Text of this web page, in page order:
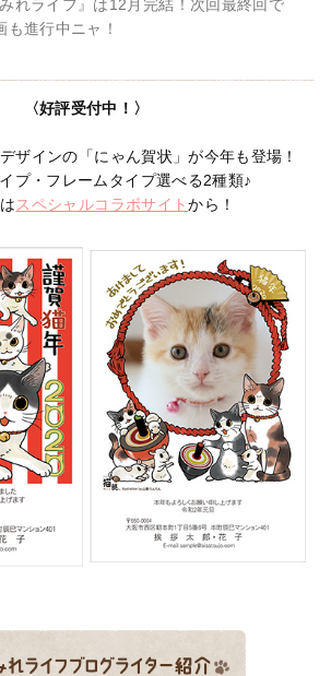
れライフ』は12月完結！次回最終回で
進行中ニャ！
〈好評受付中！〉
ザインの「にゃん賀状」が今年も登場！
プ・フレームタイプ選べる2種類♪
スペシャルコラボサイトから！